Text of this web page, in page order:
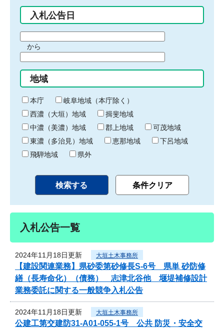
入札公告日
間
始
り
から
間
終
わ
り
地域
本庁
岐阜地域（本庁除く）
西濃（大垣）地域
揖斐地域
中濃（美濃）地域
郡上地域
可茂地域
東濃（多治見）地域
恵那地域
下呂地域
飛騨地域
県外
入札公告一覧
2024年11月18日更新 大垣土木事務所
【建設関連業務】県砂委第砂修長S-6号 県単 砂防修
繕（長寿命化）（債務） 志津北谷他 堰堤補修設計
業務委託に関する一般競争入札公告
2024年11月18日更新 大垣土木事務所
公建工第交建防31-A01-055-1号 公共 防災・安全交